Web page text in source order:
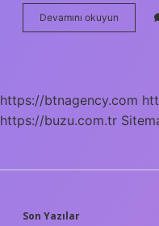
Devamını okuyun
Gürsoy
https://btnagency.com
https://buzu.com.tr
Son Yazılar